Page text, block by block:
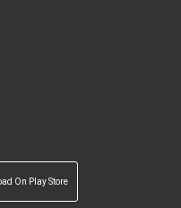
On Play Store